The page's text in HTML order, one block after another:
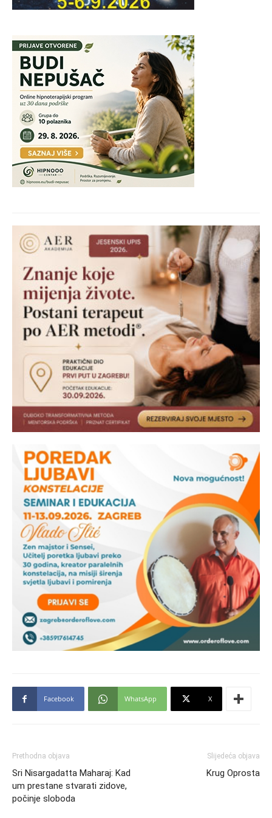
Facebook WhatsApp X
Prethodna objava
Sri Nisargadatta Maharaj: Kad
um prestane stvarati zidove,
počinje sloboda
Slijedeća objava
Krug Oprosta